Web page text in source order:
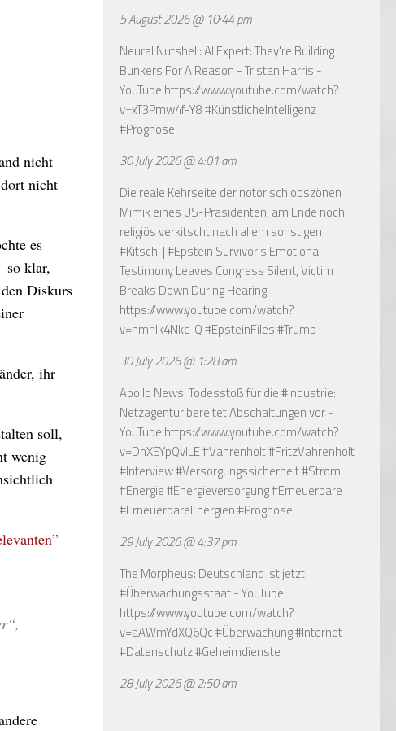
nicht
nicht
es
so klar,
Diskurs
ihr
soll,
wenig
5 August 2026 @ 10:44 pm
Neural Nutshell: AI Expert: They're Building
Bunkers For A Reason - Tristan Harris -
YouTube https://www.youtube.com/watch?
v=xT3Pmw4f-Y8#KünstlicheIntelligenz
#Prognose
30 July 2026 @ 4:01 am
Die reale Kehrseite der notorisch obszönen
Mimik eines US-Präsidenten, am Ende noch
religiös verkitscht nach allem sonstigen
#Kitsch. | #Epstein Survivor's Emotional
Testimony Leaves Congress Silent, Victim
Breaks Down During Hearing -
https://www.youtube.com/watch?
v=hmhlk4Nkc-Q#EpsteinFiles #Trump
30 July 2026 @ 1:28 am
Apollo News: Todesstoß für die #Industrie:
Netzagentur bereitet Abschaltungen vor -
YouTube https://www.youtube.com/watch?
v=DnXEYpQvILE#Vahrenholt #FritzVahrenholt
#Interview #Versorgungssicherheit #Strom
#Energie #Energieversorgung #Erneuerbare
#ErneuerbareEnergien #Prognose
29 July 2026 @ 4:37 pm
The Morpheus: Deutschland ist jetzt
#Überwachungsstaat - YouTube
https://www.youtube.com/watch?
v=aAWmYdXQ6Qc#Überwachung #Internet
#Datenschutz #Geheimdienste
28 July 2026 @ 2:50 am